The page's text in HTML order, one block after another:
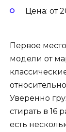
Цена: от
Первое
модели от
Уверенно
стирать в 16
есть